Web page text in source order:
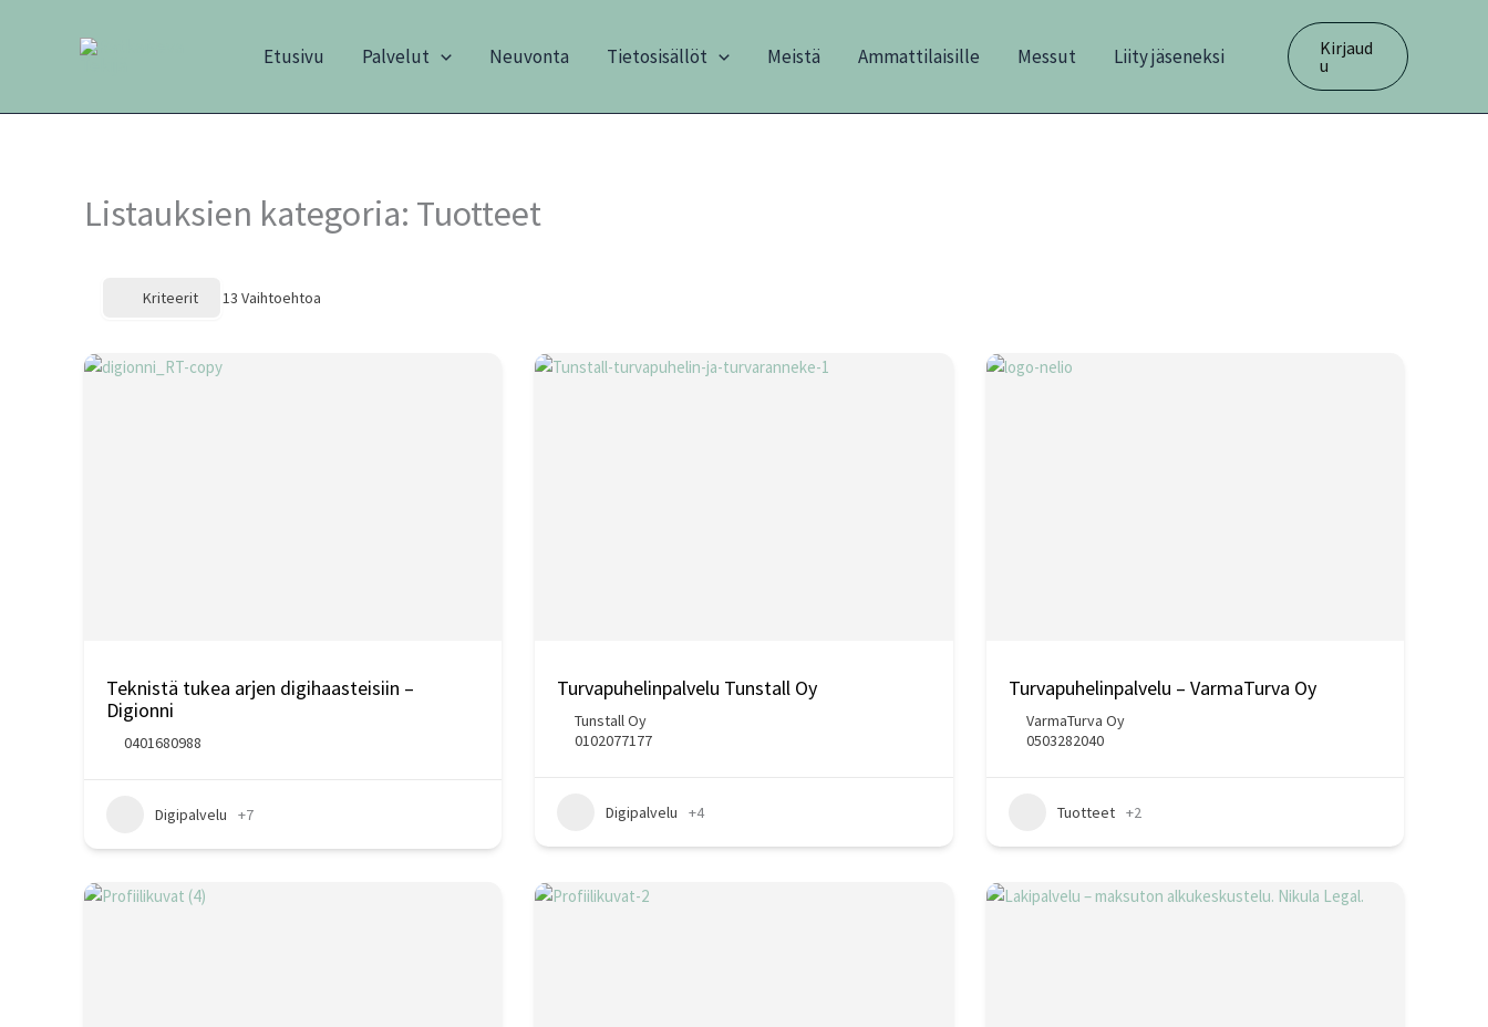
Etusivu Palvelut Neuvonta Tietosisällöt Meistä Ammattilaisille Messut Liity jäseneksi
Kirjaud
u
Listauksien kategoria: Tuotteet
Kriteerit 13 Vaihtoehtoa
Teknistä tukea arjen digihaasteisiin –
Digionni
0401680988
Digipalvelu +7
Turvapuhelinpalvelu Tunstall Oy
Tunstall Oy
0102077177
Digipalvelu +4
Turvapuhelinpalvelu – VarmaTurva Oy
VarmaTurva Oy
0503282040
Tuotteet +2